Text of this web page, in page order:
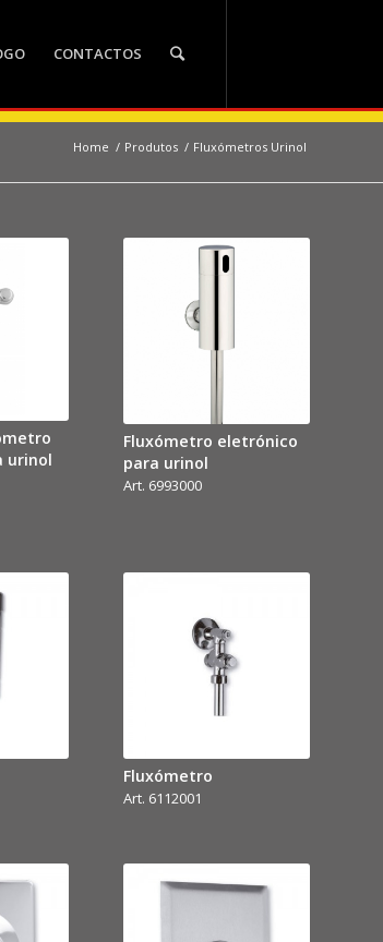
CONTACTOS
Home / Produtos / Fluxómetros Urinol
urinol
Fluxómetro eletrónico
para urinol
Art. 6993000
Fluxómetro
Art. 6112001